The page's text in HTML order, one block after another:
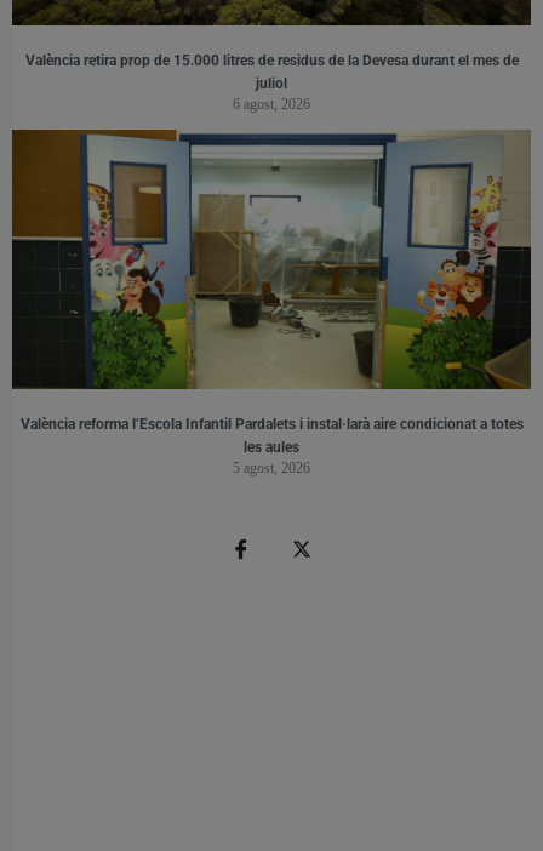
València retira prop de 15.000 litres de residus de la Devesa durant el mes de
juliol
6 agost, 2026
València reforma l’Escola Infantil Pardalets i instal·larà aire condicionat a totes
les aules
5 agost, 2026